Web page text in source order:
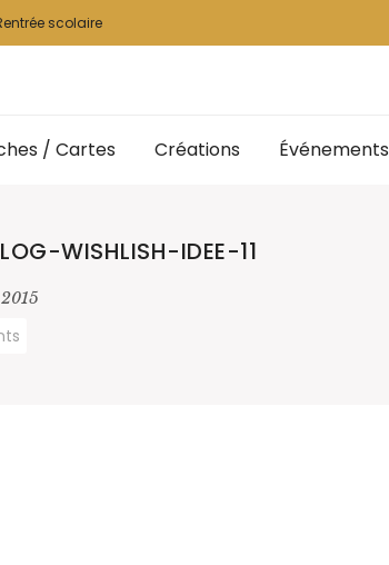
scolaire
/ Cartes Créations Événements
WISHLISH-IDEE-11
2015